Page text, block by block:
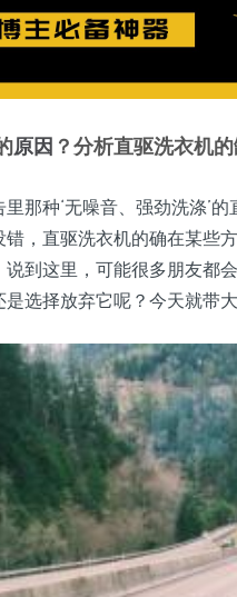
原因 ？分析直驱洗衣机
那种‘无噪音、强劲洗涤’
，直驱洗衣机的确在某些
到这里，可能很多朋友都
选择放弃它呢？今天就带